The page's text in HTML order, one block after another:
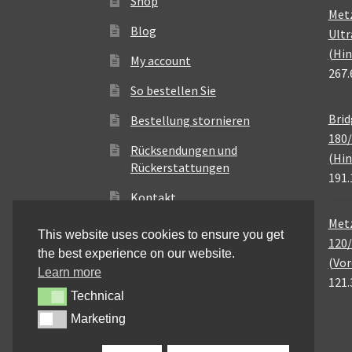
Blog
My account
So bestellen Sie
Bestellung stornieren
Rücksendungen und
Rückerstattungen
Kontakt
This website uses cookies to ensure you get
the best experience on our website.
Learn more
TechnicalTechnical
MarketingMarketing